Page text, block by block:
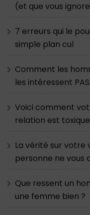
(et que vous
7 erreurs qui le
simple plan cul
Comment les
les intéressent
Voici comment
relation est toxique
La vérité sur votre
personne ne vous
Que ressent un
une femme bien ?